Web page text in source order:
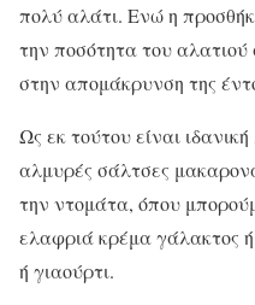
πολύ αλάτι. Ενώ η
την ποσότητα του αλατιού
στην απομάκρυνση της
Ως εκ τούτου είναι
αλμυρές σάλτσες
την ντομάτα, όπου
ελαφριά κρέμα γάλακτος
ή γιαούρτι.